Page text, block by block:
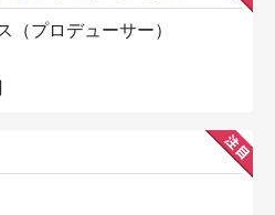
（プロデューサー）